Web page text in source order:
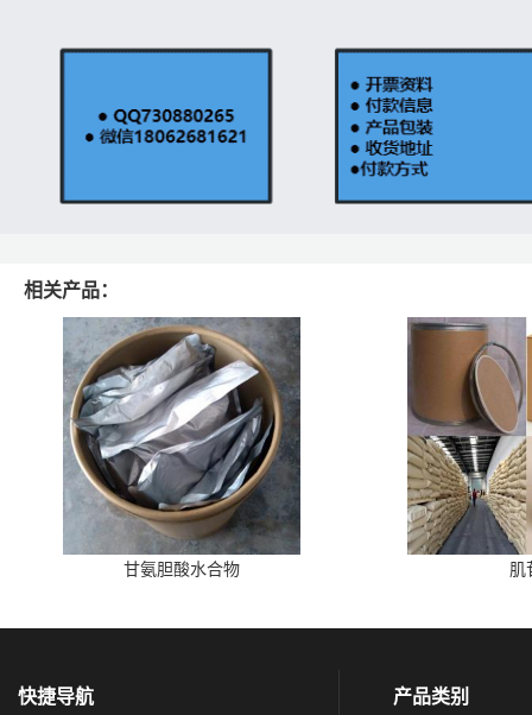
相关产品：
甘氨胆酸水合物 肌
快捷导航 产品类别